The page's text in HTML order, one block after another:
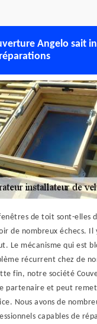
Angelo sait
de toit sont-elles
de nombreux échecs. Il
Le mécanisme qui est
récurrent chez de
fin, notre société
partenaire et peut
Nous avons de
capables de